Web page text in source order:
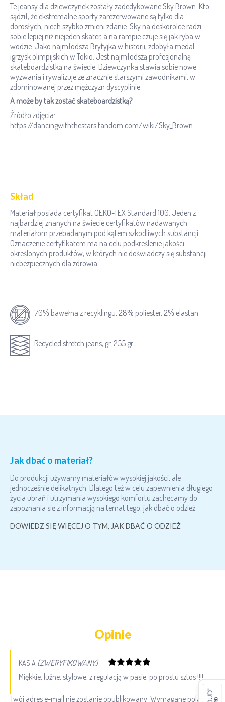
Te jeansy dla dziewczynek zostały zadedykowane Sky Brown. Kto
sądził, że ekstremalne sporty zarezerwowane są tylko dla
dorosłych, niech szybko zmieni zdanie. Sky na deskorolce radzi
sobie lepiej niż niejeden skater, a na rampie czuje się jak ryba w
wodzie. Jako najmłodsza Brytyjka w historii, zdobyła medal
igrzysk olimpijskich w Tokio. Jest najmłodszą profesjonalną
skateboardzistką na świecie. Dziewczynka stawia sobie nowe
wyzwania i rywalizuje ze znacznie starszymi zawodnikami, w
zdominowanej przez mężczyzn dyscyplinie.
A może by tak zostać skateboardzistką?
Źródło zdjęcia:
https://dancingwiththestars.fandom.com/wiki/Sky_Brown
Skład
Materiał posiada certyfikat OEKO-TEX Standard 100. Jeden z
najbardziej znanych na świecie certyfikatów nadawanych
materiałom przebadanym pod kątem szkodliwych substancji.
Oznaczenie certyfikatem ma na celu podkreślenie jakości
określonych produktów, w których nie doświadczy się substancji
niebezpiecznych dla zdrowia.
70% bawełna z recyklingu, 28% poliester, 2% elastan
Recycled stretch jeans, gr. 255 gr
Jak dbać o materiał?
Do produkcji używamy materiałów wysokiej jakości, ale
jednocześnie delikatnych. Dlatego też w celu zapewnienia długiego
życia ubrań i utrzymania wysokiego komfortu zachęcamy do
zapoznania się z informacją na temat tego, jak dbać o odzież.
DOWIEDZ SIĘ WIĘCEJ O TYM, JAK DBAĆ O ODZIEŻ
Opinie
Oceniono 5
na 5
KASIA (ZWERYFIKOWANY)
Miękkie, luźne, stylowe, z regulacją w pasie, po prostu sztos !!!!
Twój adres e-mail nie zostanie opublikowany. Wymagane pola są